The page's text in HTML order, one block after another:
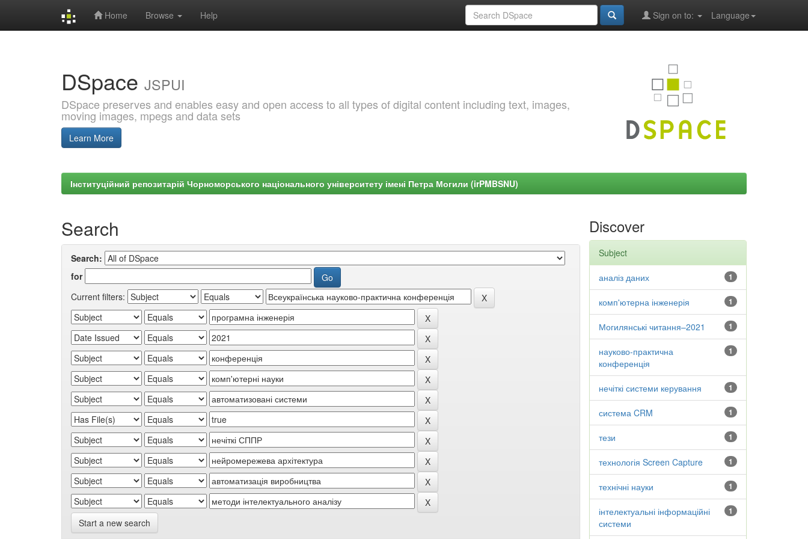
Home Browse Help Language
Sign on to:
DSpace JSPUI
DSpace preserves and enables easy and open access to all types of digital content including text, images,
moving images, mpegs and data sets
Learn More
Інституційний репозитарій Чорноморського національного університету імені Петра Могили (irPMBSNU)
Search
Search:
for
Current filters:
Start a new search
Discover
Subject
1
аналіз даних
1
комп'ютерна інженерія
1
Могилянські читання–2021
1
науково-практична
конференція
1
нечіткі системи керування
1
система CRM
1
тези
1
технологія Screen Capture
1
технічні науки
1
інтелектуальні інформаційні
системи